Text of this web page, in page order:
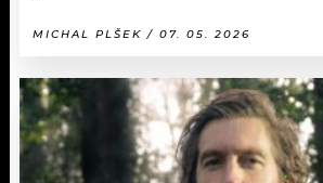
MICHAL PLŠEK / 07. 05. 2026